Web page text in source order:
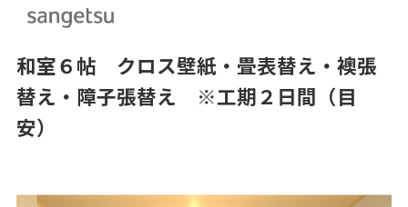
和室６帖 クロス壁紙・畳表替え・襖張
替え・障子張替え ※工期２日間（目
安）